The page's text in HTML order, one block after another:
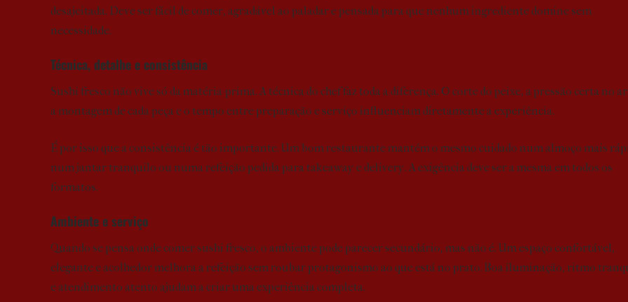
desajeitada. Deve ser fácil de comer, agradável ao paladar e pensada para que nenhum ingrediente domine sem
necessidade.
Técnica, detalhe e consistência
Sushi fresco não vive só da matéria-prima. A técnica do chef faz toda a diferença. O corte do peixe, a pressão certa no
a montagem de cada peça e o tempo entre preparação e serviço influenciam diretamente a experiência.
É por isso que a consistência é tão importante. Um bom restaurante mantém o mesmo cuidado num almoço mais
num jantar tranquilo ou numa refeição pedida para takeaway e delivery. A exigência deve ser a mesma em todos os
formatos.
Ambiente e serviço
Quando se pensa onde comer sushi fresco, o ambiente pode parecer secundário, mas não é. Um espaço confortável,
elegante e acolhedor melhora a refeição sem roubar protagonismo ao que está no prato. Boa iluminação, ritmo
e atendimento atento ajudam a criar uma experiência completa.